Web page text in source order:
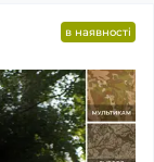
в наявності